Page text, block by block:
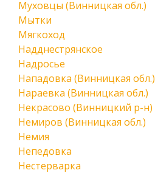
Муховцы (Винницкая обл.)
Мытки
Мягкоход
Надднестрянское
Надросье
Нападовка (Винницкая обл.)
Нараевка (Винницкая обл.)
Некрасово (Винницкий р-н)
Немиров (Винницкая обл.)
Немия
Непедовка
Нестерварка